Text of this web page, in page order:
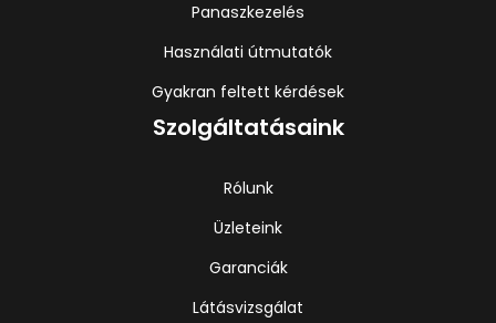
Panaszkezelés
Használati útmutatók
Gyakran feltett kérdések
Szolgáltatásaink
Rólunk
Üzleteink
Garanciák
Látásvizsgálat